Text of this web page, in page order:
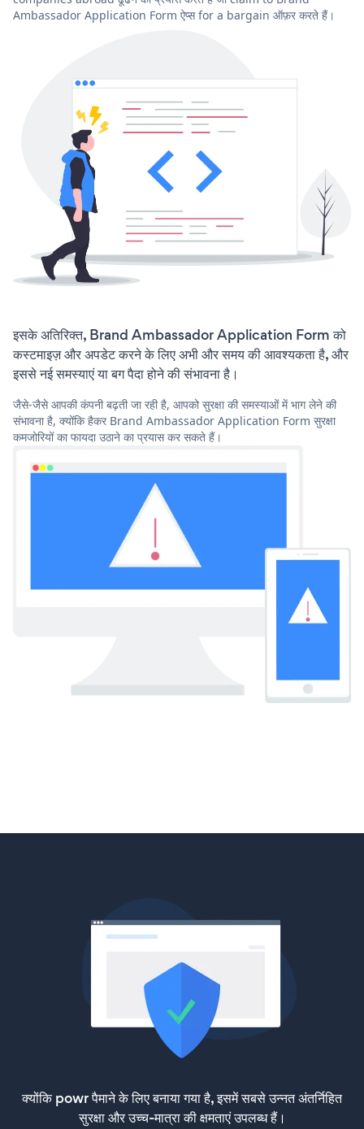
Ambassador Application Form ऐप्स for a bargain ऑफ़र करते हैं।
इसके अतिरिक्त, Brand Ambassador Application Form को
कस्टमाइज़ और अपडेट करने के लिए अभी और समय की आवश्यकता है, और
इससे नई समस्याएं या बग पैदा होने की संभावना है।
जैसे-जैसे आपकी कंपनी बढ़ती जा रही है, आपको सुरक्षा की समस्याओं में भाग लेने की
संभावना है, क्योंकि हैकर Brand Ambassador Application Form सुरक्षा
कमजोरियों का फायदा उठाने का प्रयास कर सकते हैं।
क्योंकि powr पैमाने के लिए बनाया गया है, इसमें सबसे उन्नत अंतर्निहित
सुरक्षा और उच्च-मात्रा की क्षमताएं उपलब्ध हैं।